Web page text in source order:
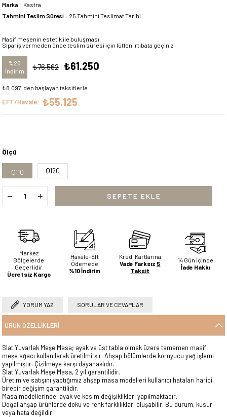
Marka : Kastra
Tahmini Teslim Süresi : 25 Tahmini Teslimat Tarihi
Masif meşenin estetik ile buluşması
Sipariş vermeden önce teslim süresi için lütfen irtibata geçiniz
%20
İndirim
₺76.562 ₺61.250
₺8.097 `den başlayan taksitlerle
EFT/Havale: ₺55.125
Ölçü
Q110 Q120
Merkez
Bölgelerde
Geçerlidir
Ücretsiz Kargo
Havale-Eft
Ödemede
%10 İndirim
Kredi Kartlarına
Vade Farksız 5
Taksit
14 Gün İçinde
İade Hakkı
YORUM YAZ SORULAR VE CEVAPLAR
ÜRÜN ÖZELLIKLERI
Slat Yuvarlak Meşe Masa; ayak ve üst tabla olmak üzere tamamen masif
meşe ağacı kullanılarak üretilmitşir. Ahşap bölümlerde koruyucu yağ işlemi
yapılmıştır. Çizilmeye karşı dayanaklıdır.
Slat Yuvarlak Meşe Masa, 2 yıl garantilidir.
Üretim ve satışını yaptığımız ahşap masa modelleri kullanıcı hataları harici,
birebir değişim garantilidir.
Masa modellerinde, ayak ve kesim değişiklikleri yapılmaktadır.
Doğal ahşap ürünlerde doku ve renk farklılıkları oluşabilir. Bu durum, kusur
veya hata değildir.